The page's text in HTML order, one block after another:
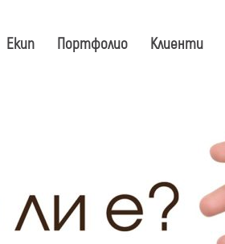
Екип Портфолио Клиенти